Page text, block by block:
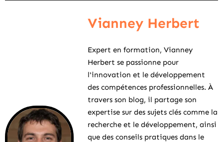
Vianney Herbert
Expert en formation, Vianney
Herbert se passionne pour
l'innovation et le développement
des compétences professionnelles. À
travers son blog, il partage son
expertise sur des sujets clés comme la
recherche et le développement, ainsi
que des conseils pratiques dans le